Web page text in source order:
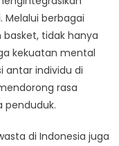
berbagai
tidak hanya
kekuatan mental
antar individu di
rasa
penduduk.
di Indonesia juga